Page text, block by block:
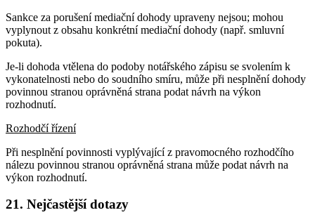
Sankce za porušení mediační dohody upraveny nejsou; mohou
vyplynout z obsahu konkrétní mediační dohody (např. smluvní
pokuta).
Je-li dohoda vtělena do podoby notářského zápisu se svolením k
vykonatelnosti nebo do soudního smíru, může při nesplnění dohody
povinnou stranou oprávněná strana podat návrh na výkon
rozhodnutí.
Rozhodčí řízení
Při nesplnění povinnosti vyplývající z pravomocného rozhodčího
nálezu povinnou stranou oprávněná strana může podat návrh na
výkon rozhodnutí.
21. Nejčastější dotazy